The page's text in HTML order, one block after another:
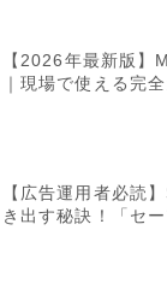
【2026年最新版】
｜現場で使える完
【広告運用者必読
き出す秘訣！「セ